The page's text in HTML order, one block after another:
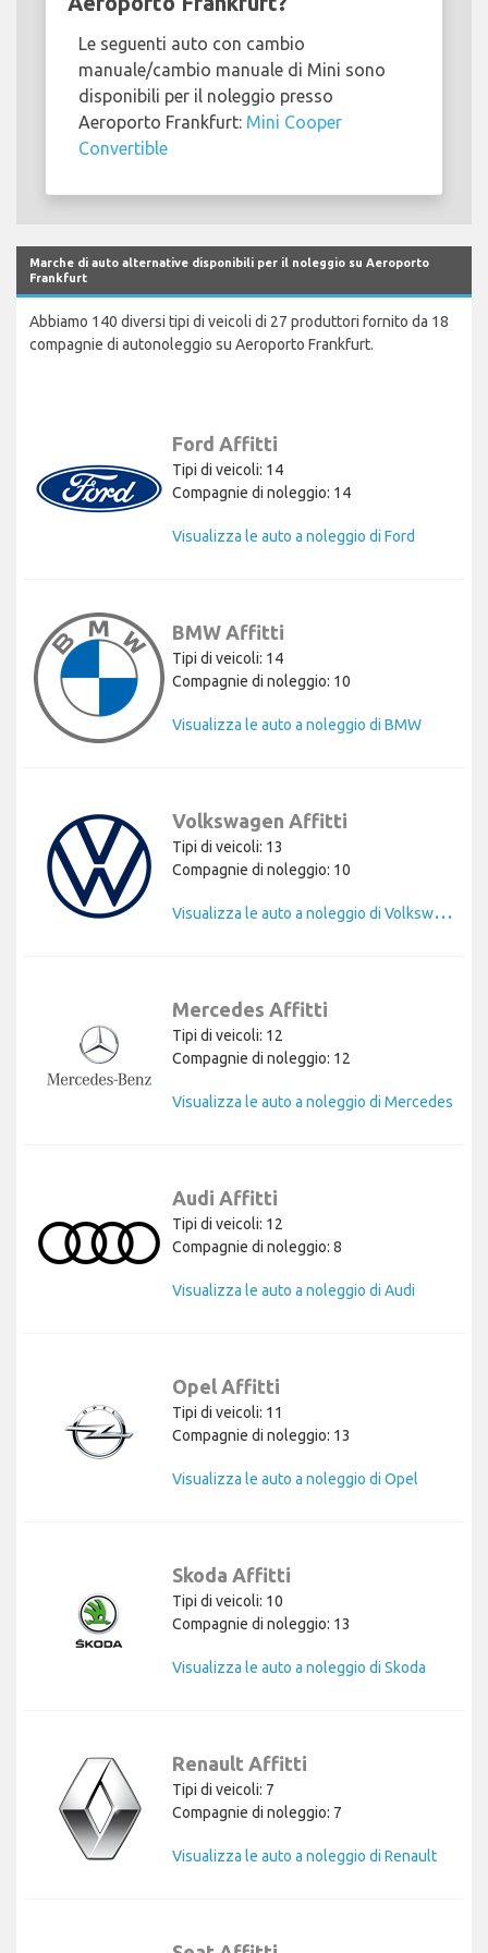
Le seguenti auto con cambio
manuale/cambio manuale di Mini sono
disponibili per il noleggio presso
Aeroporto Frankfurt: Mini Cooper
Convertible
Marche di auto alternative disponibili per il noleggio su Aeroporto
Frankfurt
Abbiamo 140 diversi tipi di veicoli di 27 produttori fornito da 18
compagnie di autonoleggio su Aeroporto Frankfurt.
Ford Affitti
Tipi di veicoli: 14
Compagnie di noleggio: 14
Visualizza le auto a noleggio di Ford
BMW Affitti
Tipi di veicoli: 14
Compagnie di noleggio: 10
Visualizza le auto a noleggio di BMW
Volkswagen Affitti
Tipi di veicoli: 13
Compagnie di noleggio: 10
V
isualizza le auto a noleggio di Volkswagen
Mercedes Affitti
Tipi di veicoli: 12
Compagnie di noleggio: 12
Visualizza le auto a noleggio di Mercedes
Audi Affitti
Tipi di veicoli: 12
Compagnie di noleggio: 8
Visualizza le auto a noleggio di Audi
Opel Affitti
Tipi di veicoli: 11
Compagnie di noleggio: 13
Visualizza le auto a noleggio di Opel
Skoda Affitti
Tipi di veicoli: 10
Compagnie di noleggio: 13
Visualizza le auto a noleggio di Skoda
Renault Affitti
Tipi di veicoli: 7
Compagnie di noleggio: 7
Visualizza le auto a noleggio di Renault